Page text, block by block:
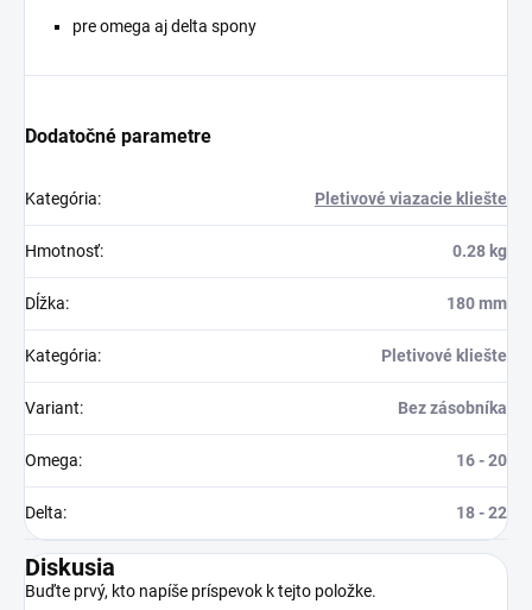
pre omega aj delta spony
Dodatočné parametre
Kategória: Pletivové viazacie kliešte
Hmotnosť: 0.28 kg
Dĺžka: 180 mm
Kategória: Pletivové kliešte
Variant: Bez zásobníka
Omega: 16 - 20
Delta: 18 - 22
Diskusia
Buďte prvý, kto napíše príspevok k tejto položke.